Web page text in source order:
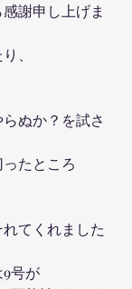
謝申し上げま
、
ぬか？を試さ
たところ
てくれました
号が